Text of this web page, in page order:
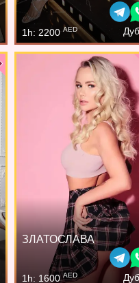
1h: 2200 AED
ЗЛАТОСЛАВА
1h: 1600AED